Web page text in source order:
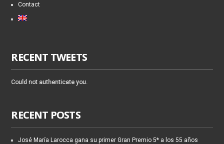
Contact
RECENT TWEETS
Could not authenticate you.
RECENT POSTS
José María Larocca gana su primer Gran Premio 5* a los 55 años